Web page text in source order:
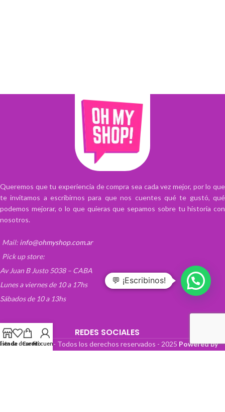
Queremos que tu experiencia de compra sea cada vez mejor, por lo que
te invitamos a escribirnos para que nos cuentes qué te gustó, qué
podemos mejorar, o lo que quieras que sepamos sobre tu historia con
nosotros.
Mail: info@ohmyshop.com.ar
Pick up store:
Av Juan B Justo 5038 – CABA
Lunes a viernes de 10 a 17hs
Sábados de 10 a 13hs
REDES SOCIALES
OhMyTienda! - Todos los derechos reservados - 2025 Powered by
de deseos
CarritoMi cuenta
💬 ¡Escribinos!